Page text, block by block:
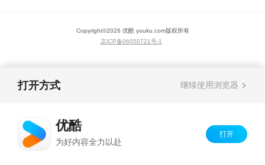
Copyright©2026 优酷 youku.com版权所有
京ICP备06050721号-1
打开方式 继续使用浏览器
优酷
为好内容全力以赴
打开